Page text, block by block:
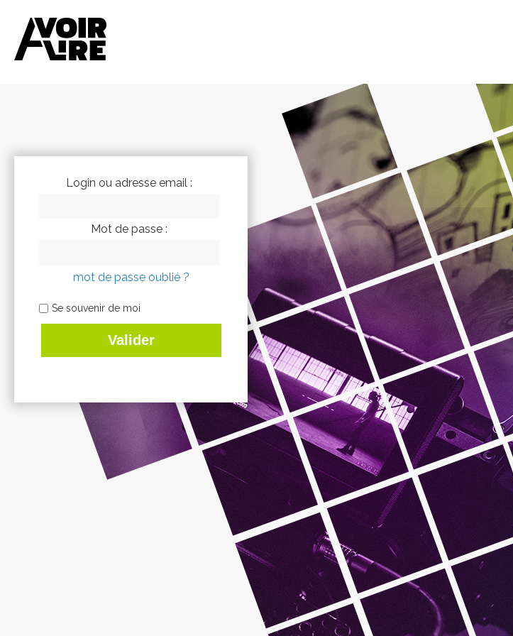
Login ou adresse email :
Mot de passe :
mot de passe oublié ?
Se souvenir de moi